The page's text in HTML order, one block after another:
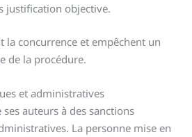
justification objective.
la concurrence et empêchent un
de la procédure.
et administratives
auteurs à des sanctions
La personne mise en